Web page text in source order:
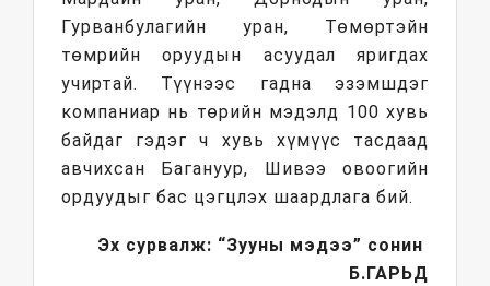
Гурванбулагийн уран, Төмөртэйн
төмрийн оруудын асуудал яригдах
учиртай. Түүнээс гадна эзэмшдэг
компаниар нь төрийн мэдэлд 100 хувь
байдаг гэдэг ч хувь хүмүүс тасдаад
авчихсан Багануур, Шивээ овоогийн
ордуудыг бас цэгцлэх шаардлага бий.
Эх сурвалж: “Зууны мэдээ” сонин
Б.ГАРЬД